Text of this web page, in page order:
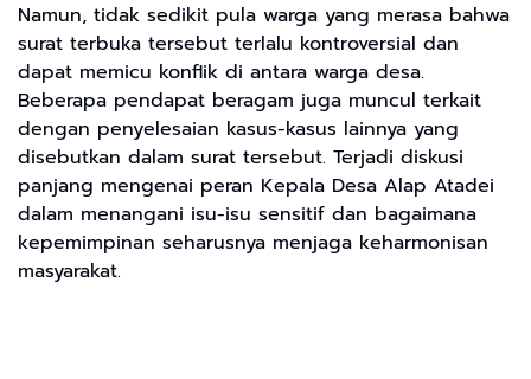
Namun, tidak sedikit pula warga yang merasa bahwa
surat terbuka tersebut terlalu kontroversial dan
dapat memicu konflik di antara warga desa.
Beberapa pendapat beragam juga muncul terkait
dengan penyelesaian kasus-kasus lainnya yang
disebutkan dalam surat tersebut. Terjadi diskusi
panjang mengenai peran Kepala Desa Alap Atadei
dalam menangani isu-isu sensitif dan bagaimana
kepemimpinan seharusnya menjaga keharmonisan
masyarakat.